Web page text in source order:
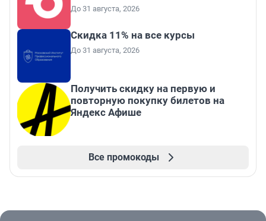
До 31 августа, 2026
Скидка 11% на все курсы
До 31 августа, 2026
Получить скидку на первую и
повторную покупку билетов на
Яндекс Афише
Все промокоды